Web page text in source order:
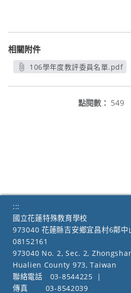
相關附件
106學年度教評委員名單.pdf
點閱數： 549
:::
國立花蓮特殊教育學校
973040 花蓮縣吉安鄉宜昌村6鄰中
08152161
973040 No. 2, Sec. 2,
Hualien County 973, Taiwan
聯絡電話
03-8544225
|
傳真
03-8542039